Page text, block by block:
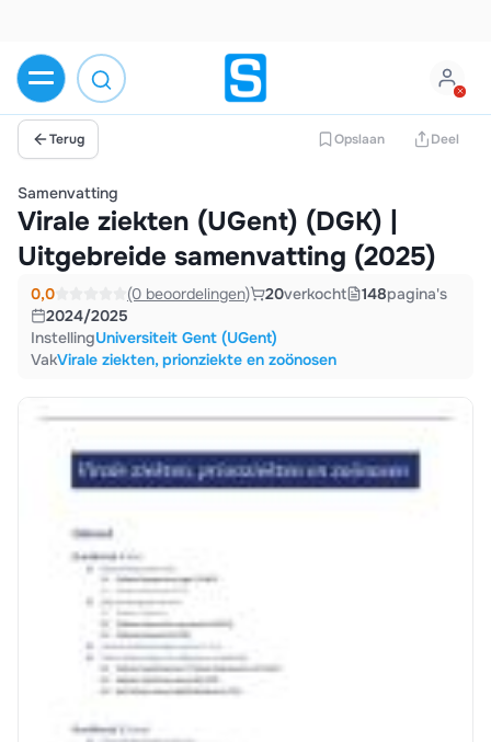
Terug Opslaan Deel
Samenvatting
Virale ziekten (UGent) (DGK) |
Uitgebreide samenvatting (2025)
0,0 (0 beoordelingen) 20verkocht 148pagina's
2024/2025
InstellingUniversiteit Gent (UGent)
VakVirale ziekten, prionziekte en zoönosen